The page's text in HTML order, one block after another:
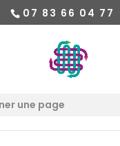
07 83 66 04 77
une page